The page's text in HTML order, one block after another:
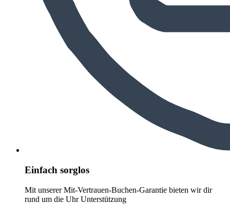
Einfach sorglos
Mit unserer Mit-Vertrauen-Buchen-Garantie bieten wir dir
rund um die Uhr Unterstützung